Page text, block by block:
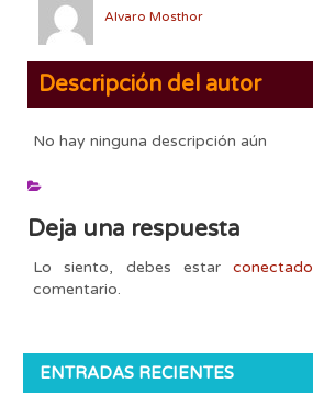
Alvaro Mosthor
Descripción del autor
No hay ninguna descripción aún
Deja una respuesta
Lo siento, debes estarconectado
comentario.
ENTRADAS RECIENTES